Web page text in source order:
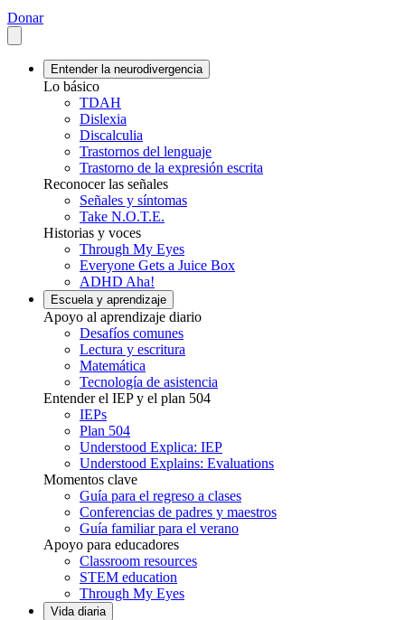
Donar
Entender la neurodivergencia
Lo básico
TDAH
Dislexia
Discalculia
Trastornos del lenguaje
Trastorno de la expresión escrita
Reconocer las señales
Señales y síntomas
Take N.O.T.E.
Historias y voces
Through My Eyes
Everyone Gets a Juice Box
ADHD Aha!
Escuela y aprendizaje
Apoyo al aprendizaje diario
Desafíos comunes
Lectura y escritura
Matemática
Tecnología de asistencia
Entender el IEP y el plan 504
IEPs
Plan 504
Understood Explica: IEP
Understood Explains: Evaluations
Momentos clave
Guía para el regreso a clases
Conferencias de padres y maestros
Guía familiar para el verano
Apoyo para educadores
Classroom resources
STEM education
Through My Eyes
Vida diaria